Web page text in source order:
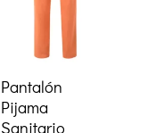
pueden
elegir
Pantalón
Pijama
Sanitario